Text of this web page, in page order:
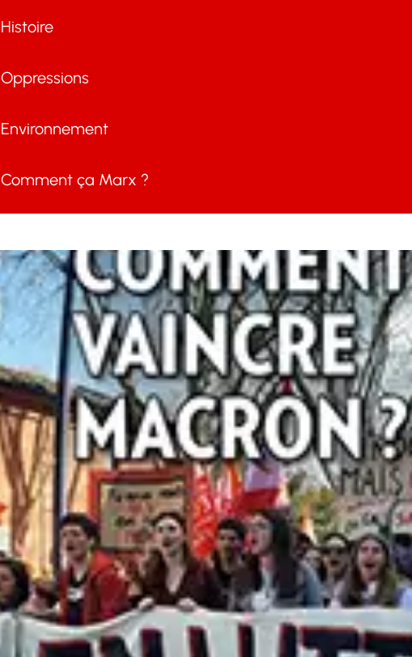
Histoire
Oppressions
Environnement
Comment ça Marx ?